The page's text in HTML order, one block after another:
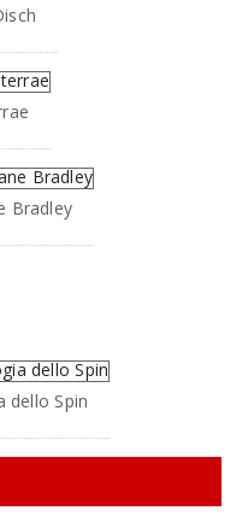
Bradley
dello Spin